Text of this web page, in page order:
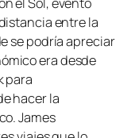
entre la
se podría apreciar
era desde
para
hacer la
James